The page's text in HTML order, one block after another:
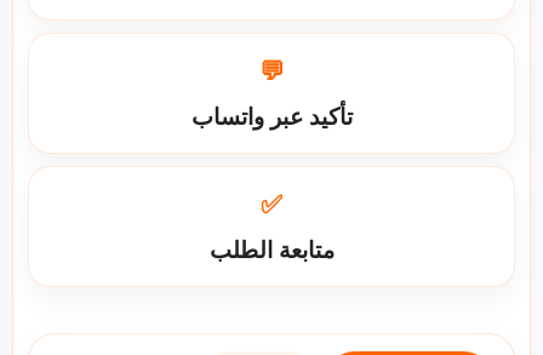
💬
تأكيد عبر واتساب
✅
متابعة الطلب